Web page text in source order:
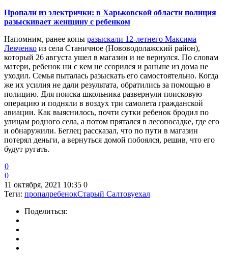
Пропали из электрички: в Харьковской области полиция
разыскивает женщину с ребенком
Напомним, ранее копы разыскали 12-летнего Максима
Левченко из села Станичное (Нововодолажский район),
который 26 августа ушел в магазин и не вернулся. По словам
матери, ребенок ни с кем не ссорился и раньше из дома не
уходил. Семья пыталась разыскать его самостоятельно. Когда
же их усилия не дали результата, обратились за помощью в
полицию. Для поиска школьника развернули поисковую
операцию и подняли в воздух три самолета гражданской
авиации. Как выяснилось, почти сутки ребенок бродил по
улицам родного села, а потом прятался в лесопосадке, где его
и обнаружили. Беглец рассказал, что по пути в магазин
потерял деньги, а вернуться домой побоялся, решив, что его
будут ругать.
0
0
11 октября, 2021 10:35 0
Теги: пропалребенокСтарый Салтовуехал
Поделиться: